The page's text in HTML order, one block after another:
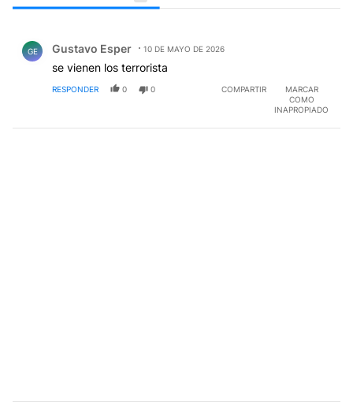
GE Gustavo Esper 10 DE MAYO DE 2026
se vienen los terrorista
RESPONDER 0 0 COMPARTIR
MARCAR
COMO
INAPROPIADO